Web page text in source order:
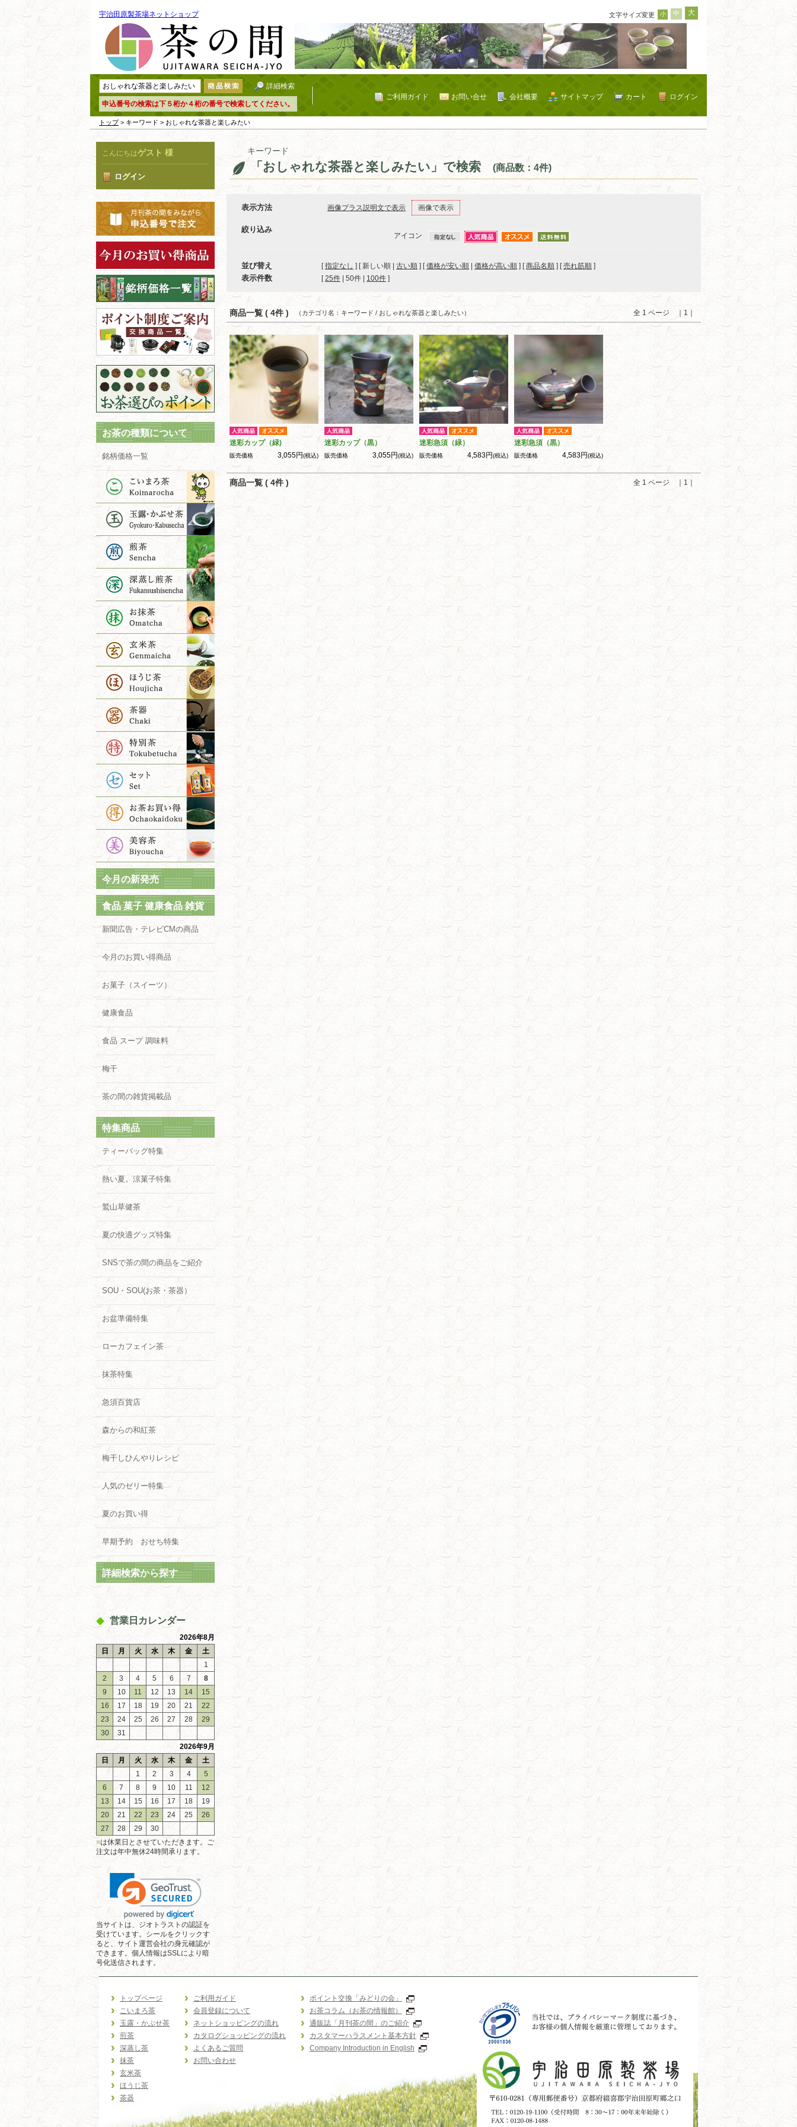
宇治田原製茶場ネットショップ 文字サイズ変更 小 中 大
詳細検索
申込番号の検索は下５桁か４桁の番号で検索してください。
ログイン
カート
サイトマップ
会社概要
お問い合せ
ご利用ガイド
トップ> キーワード > おしゃれな茶器と楽しみたい
こんにちはゲスト 様
ログイン
お茶の種類について
銘柄価格一覧
今月の新発売
食品 菓子 健康食品 雑貨
新聞広告・テレビCMの商品
今月のお買い得商品
お菓子（スイーツ）
健康食品
食品 スープ 調味料
梅干
茶の間の雑貨掲載品
特集商品
ティーバッグ特集
熱い夏。涼菓子特集
鷲山草健茶
夏の快適グッズ特集
SNSで茶の間の商品をご紹介
SOU・SOU(お茶・茶器）
お盆準備特集
ローカフェイン茶
抹茶特集
急須百貨店
森からの和紅茶
梅干しひんやりレシピ
人気のゼリー特集
夏のお買い得
早期予約 おせち特集
詳細検索から探す
営業日カレンダー
2026年8月
日
月 火 水 木 金
土
1
2
3 4 5 6 7
8
9
10 11 12 13 14
15
16
17 18 19 20 21
22
23
24 25 26 27 28
29
30
31
2026年9月
日
月 火 水 木 金
土
1
2 3 4
5
6
7 8 9 10 11
12
13
14 15 16 17 18
19
20
21 22 23 24 25
26
27
28 29
30
■は休業日とさせていただきます。ご
注文は年中無休24時間承ります。
当サイトは、ジオトラストの認証を
受けています。シールをクリックす
ると、サイト運営会社の身元確認が
できます。個人情報はSSLにより暗
号化送信されます。
キーワード
「おしゃれな茶器と楽しみたい」で検索 (商品数：4件)
表示方法 画像プラス説明文で表示 画像で表示
絞り込み
アイコン
並び替え [指定なし ] [ 新しい順 | 古い順 ] [価格が安い順 価格が高い順 ] [商品名順 ] [売れ筋順 ]
表示件数 [ 25件 50件 100件 ]
商品一覧 ( 4件 ) 全 1 ページ ｜1｜
（カテゴリ名：キーワード / おしゃれな茶器と楽しみたい）
迷彩カップ（緑)
販売価格 3,055円(税込)
迷彩カップ（黒）
販売価格 3,055円(税込)
迷彩急須（緑）
販売価格 4,583円(税込)
迷彩急須（黒）
販売価格 4,583円(税込)
商品一覧 ( 4件 ) 全 1 ページ ｜1｜
トップページ
こいまろ茶
玉露・かぶせ茶
煎茶
深蒸し茶
抹茶
玄米茶
ほうじ茶
茶器
ご利用ガイド
会員登録について
ネットショッピングの流れ
カタログショッピングの流れ
よくあるご質問
お問い合わせ
ポイント交換「みどりの会」
お茶コラム（お茶の情報館）
通販誌「月刊茶の間」のご紹介
カスタマーハラスメント基本方針
Company Introduction in English